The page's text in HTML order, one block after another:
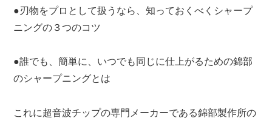
●刃物をプロとして扱うなら、知っておくべくシャープ
ニングの３つのコツ
●誰でも、簡単に、いつでも同じに仕上がるための錦部
のシャープニングとは
これに超音波チップの専門メーカーである錦部製作所の